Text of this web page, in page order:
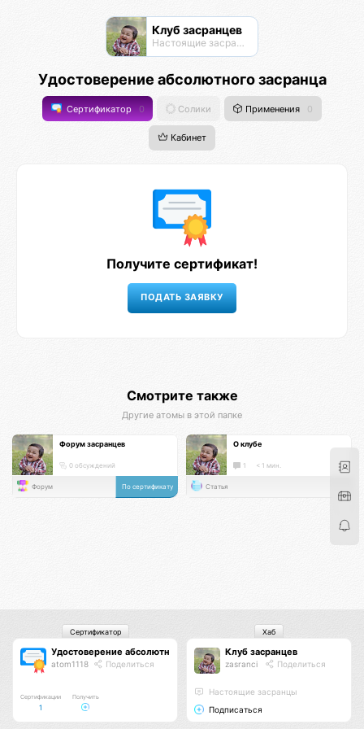
Клуб засранцев
Настоящие засранцы
Удостоверение абсолютного засранца
Сертификатор 0 Солики Применения 0
Кабинет
Получите сертификат!
Смотрите также
Другие атомы в этой папке
Форум засранцев
0 обсуждений
Форум По сертификату
О клубе
1 < 1 мин.
Статья
Удостоверение абсолютного засранца
atom1118 Поделиться
Сертификации
1
Получить
Сертификатор
Клуб засранцев
zasranci Поделиться
Настоящие засранцы
Подписаться
Хаб